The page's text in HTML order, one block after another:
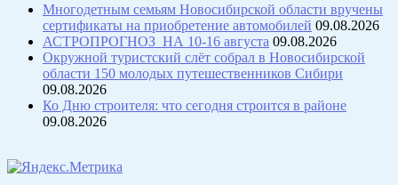
Многодетным семьям Новосибирской области вручены
сертификаты на приобретение автомобилей 09.08.2026
АСТРОПРОГНОЗ НА 10-16 августа 09.08.2026
Окружной туристский слёт собрал в Новосибирской
области 150 молодых путешественников Сибири
09.08.2026
Ко Дню строителя: что сегодня строится в районе
09.08.2026